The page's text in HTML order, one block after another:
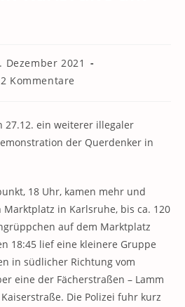
Dezember 2021
2 Kommentare
27.12. ein weiterer illegaler
der Querdenker in
18 Uhr, kamen mehr und
in Karlsruhe, bis ca. 120
auf dem Marktplatz
18:45 lief eine kleinere Gruppe
in südlicher Richtung vom
eine der Fächerstraßen – Lamm
Die Polizei fuhr kurz